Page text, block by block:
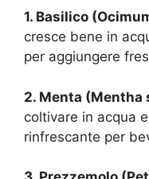
1. Basilico
cresce bene in
per aggiungere
2. Menta (Mentha
coltivare in acqua
rinfrescante per